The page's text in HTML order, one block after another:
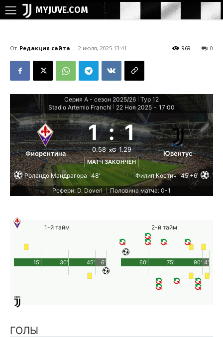
MYJUVE.COM
От Редакция сайта - 2 июля, 2025 13:41 0
969
Серия А - сезон 2025/26 Тур 12
Stadio Artemio Franchi
22 Ноя 2025 - 17:00
Фиорентина
1 : 1
0.58 xG 1.29
МАТЧ ЗАКОНЧЕН
Ювентус
Роландо Мандрагора 48' Филип Костич 45'+6'
Рефери: D. Doveri | Половина матча: 0-1
1-й тайм
45'
15' 30' 6'
2-й тайм
90'
60' 75' 4'
ГОЛЫ